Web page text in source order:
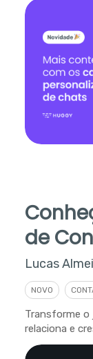
de
Lucas
NOVO
Transforme
relaciona e